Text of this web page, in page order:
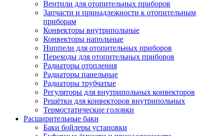
Вентили для отопительных приборов
Запчасти и принадлежности к отопительным
приборам
Конвекторы внутрипольные
Конвекторы напольные
Ниппели для отопительных приборов
Переходы для отопительных приборов
Радиаторы отопления
Радиаторы панельные
Радиаторы трубчатые
Регуляторы для внутрипольных конвекторов
Решётки для конвекторов внутрипольных
Термостатические головки
Расширительные баки
Баки бойлеры установки